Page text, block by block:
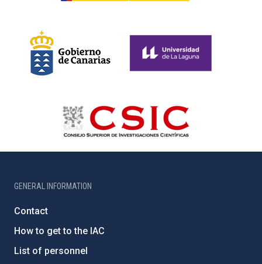
GENERAL INFORMATION
Contact
How to get to the IAC
List of personnel